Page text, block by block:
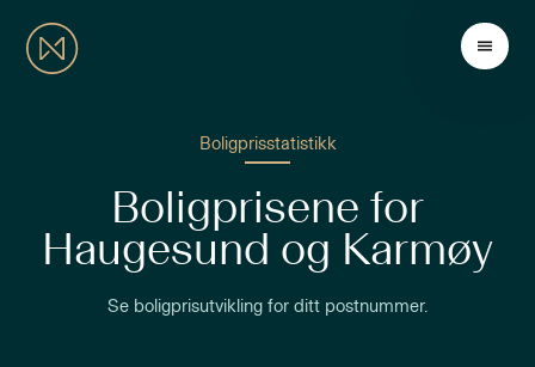
Boligprisstatistikk
Boligprisene for
Haugesund og Karmøy
Se boligprisutvikling for ditt postnummer.